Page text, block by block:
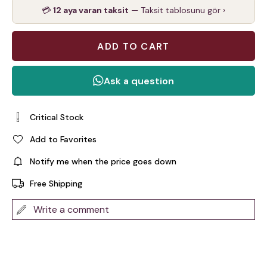
💳 12 aya varan taksit — Taksit tablosunu gör ›
Critical Stock
Add to Favorites
Notify me when the price goes down
Free Shipping
Write a comment